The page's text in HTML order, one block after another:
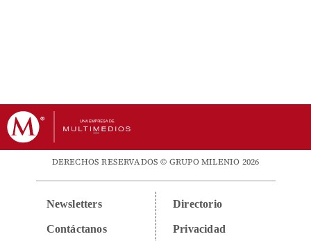
DERECHOS RESERVADOS © GRUPO MILENIO 2026
Newsletters
Contáctanos
Directorio
Privacidad